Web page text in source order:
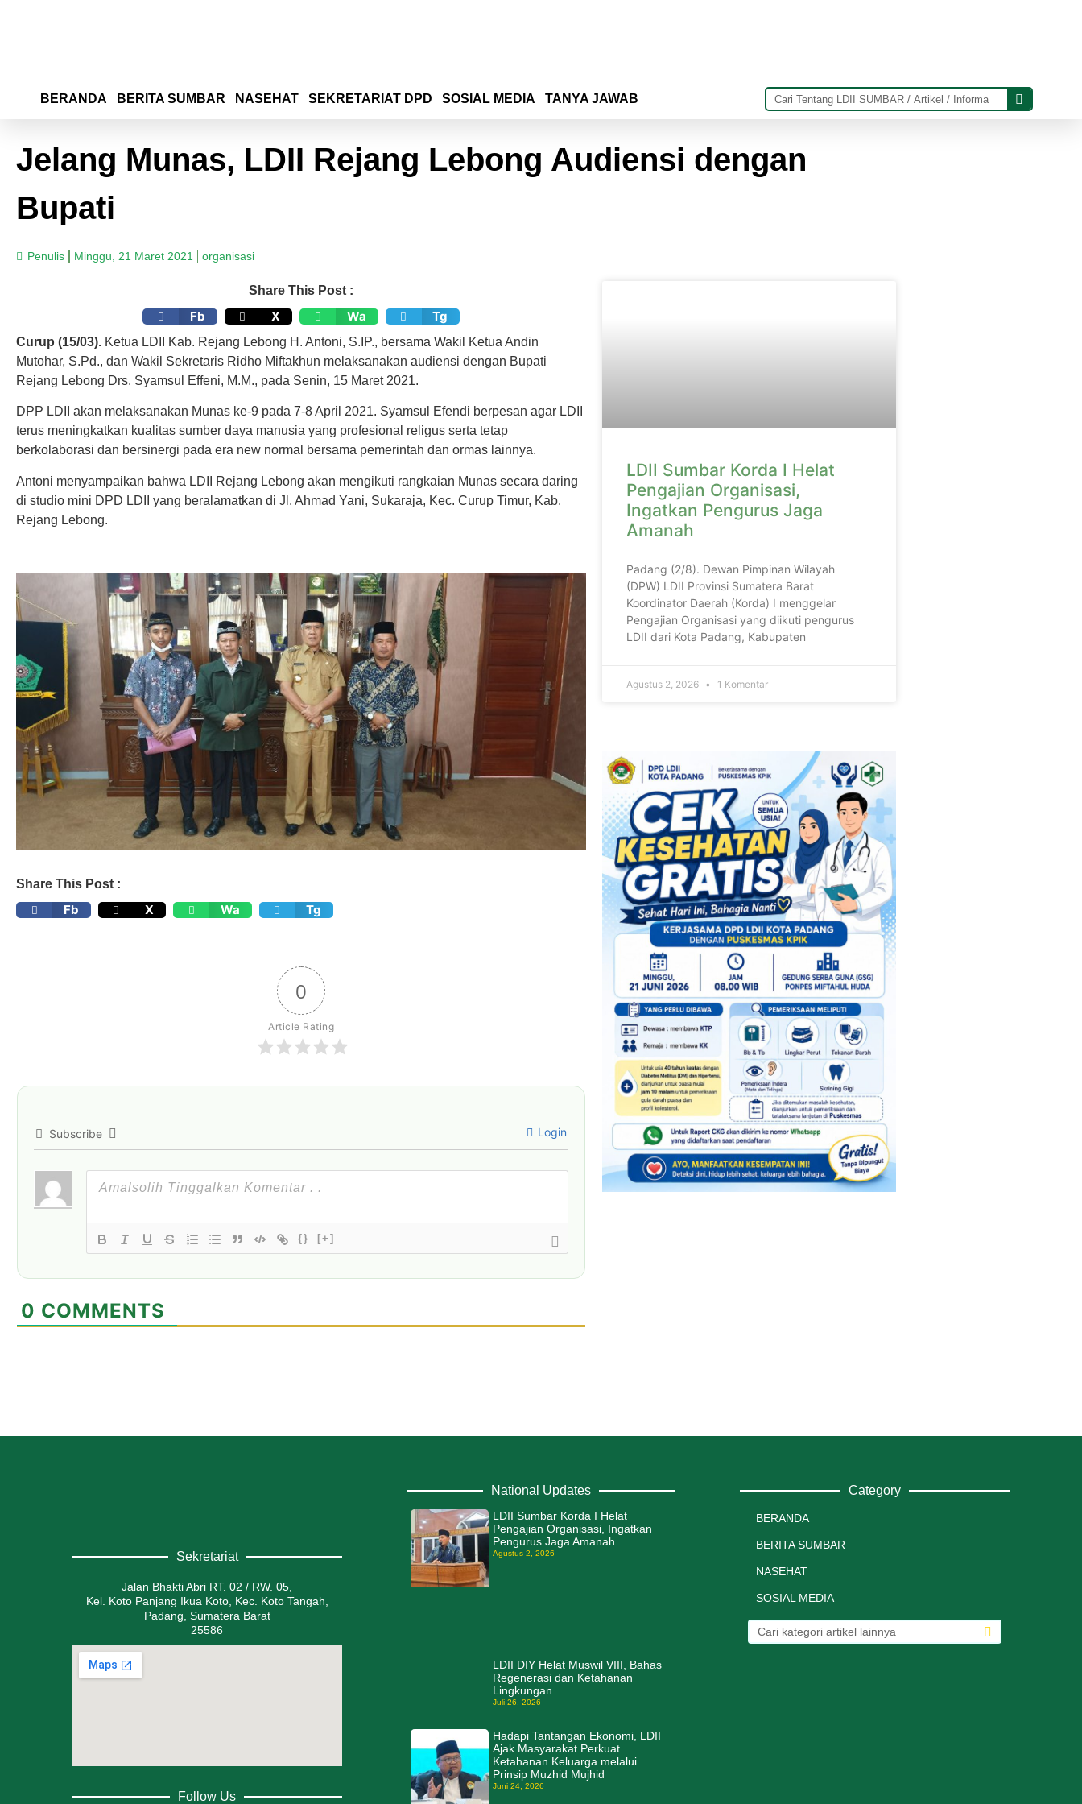
BERANDA BERITA SUMBAR NASEHAT SEKRETARIAT DPD SOSIAL MEDIA TANYA JAWAB
Jelang Munas, LDII Rejang Lebong Audiensi dengan
Bupati
Penulis Minggu, 21 Maret 2021 organisasi
Share This Post :
Fb X Wa Tg
Curup (15/03). Ketua LDII Kab. Rejang Lebong H. Antoni, S.IP., bersama Wakil Ketua Andin
Mutohar, S.Pd., dan Wakil Sekretaris Ridho Miftakhun melaksanakan audiensi dengan Bupati
Rejang Lebong Drs. Syamsul Effeni, M.M., pada Senin, 15 Maret 2021.
DPP LDII akan melaksanakan Munas ke-9 pada 7-8 April 2021. Syamsul Efendi berpesan agar LDII
terus meningkatkan kualitas sumber daya manusia yang profesional religus serta tetap
berkolaborasi dan bersinergi pada era new normal bersama pemerintah dan ormas lainnya.
Antoni menyampaikan bahwa LDII Rejang Lebong akan mengikuti rangkaian Munas secara daring
di studio mini DPD LDII yang beralamatkan di Jl. Ahmad Yani, Sukaraja, Kec. Curup Timur, Kab.
Rejang Lebong.
Share This Post :
Fb X Wa Tg
0
Article Rating
Subscribe Login
{} [+]
0 COMMENTS
LDII Sumbar Korda I Helat
Pengajian Organisasi,
Ingatkan Pengurus Jaga
Amanah
Padang (2/8). Dewan Pimpinan Wilayah
(DPW) LDII Provinsi Sumatera Barat
Koordinator Daerah (Korda) I menggelar
Pengajian Organisasi yang diikuti pengurus
LDII dari Kota Padang, Kabupaten
Agustus 2, 2026 1 Komentar
Sekretariat
Jalan Bhakti Abri RT. 02 / RW. 05,
Kel. Koto Panjang Ikua Koto, Kec. Koto Tangah,
Padang, Sumatera Barat
25586
Follow Us
National Updates
LDII Sumbar Korda I Helat
Pengajian Organisasi, Ingatkan
Pengurus Jaga Amanah
Agustus 2, 2026
LDII DIY Helat Muswil VIII, Bahas
Regenerasi dan Ketahanan
Lingkungan
Juli 26, 2026
Hadapi Tantangan Ekonomi, LDII
Ajak Masyarakat Perkuat
Ketahanan Keluarga melalui
Prinsip Muzhid Mujhid
Juni 24, 2026
Category
BERANDA
BERITA SUMBAR
NASEHAT
SOSIAL MEDIA